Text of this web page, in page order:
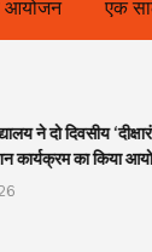
साल से लंबित राज्य
ने दो दिवसीय
कार्यक्रम का किया